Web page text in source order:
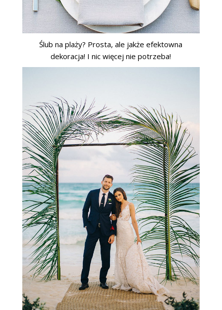
Ślub na plaży? Prosta, ale jakże efektowna
dekoracja! I nic więcej nie potrzeba!